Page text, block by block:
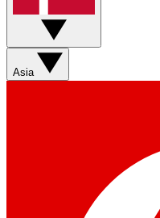
Asia